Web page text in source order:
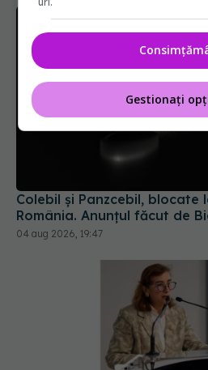
Colebil și Panzcebil, blocate
România. Anunțul făcut de
04 aug 2026, 19:47
Gestionați